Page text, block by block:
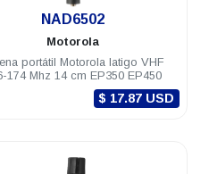
NAD6502
Motorola
portátil Motorola latigo VHF
174 Mhz 14 cm EP350 EP450
$ 17.87 USD